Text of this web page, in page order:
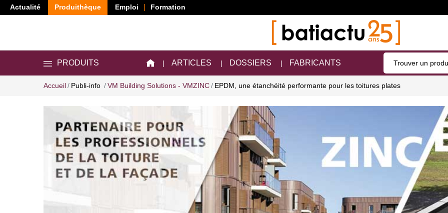
Actualité Produithèque Emploi Formation
PRODUITS ARTICLES DOSSIERS FABRICANTS
Accueil Publi-info VM Building Solutions - VMZINC EPDM, une étanchéité performante pour les toitures plates